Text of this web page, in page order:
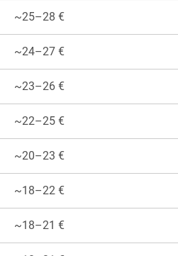
~25–28 €
~24–27 €
~23–26 €
~22–25 €
~20–23 €
~18–22 €
~18–21 €